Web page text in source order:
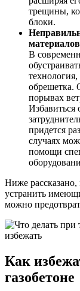
трещины,
блоки.
материалов
В
обрешетка.
порывах
Избавиться
придется
случаях
помощи
Ниже рассказано,
устранить
можно
Как
газобетоне